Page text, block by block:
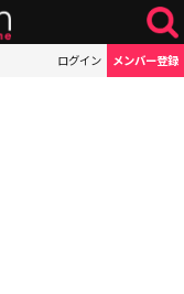
ログイン メンバー登録